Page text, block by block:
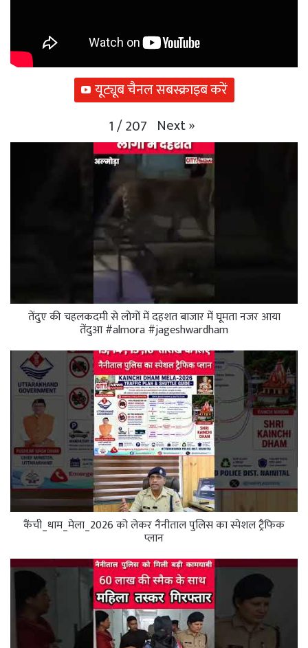
यूट्यूब चैनल सबस्क्राइब करें
1/207 Next»
तेंदुए की चहलकदमी से लोगों में दहशत बाजार में घूमता नजर आया
तेंदुआ #almora #jageshwardham
कैंची_धाम_मेला_2026 को लेकर नैनीताल पुलिस का स्पेशल ट्रैफिक
प्लान